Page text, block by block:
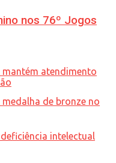
nos 76º Jogos